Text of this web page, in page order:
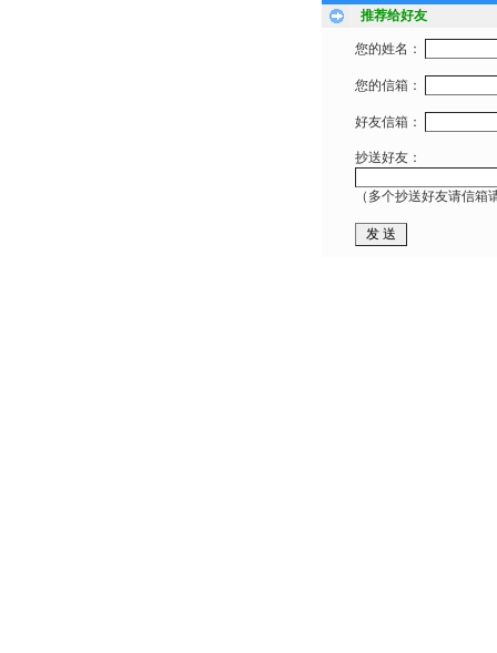
推荐给好友
您的姓名：
您的信箱：
好友信箱：
抄送好友：
（多个抄送好友请信箱